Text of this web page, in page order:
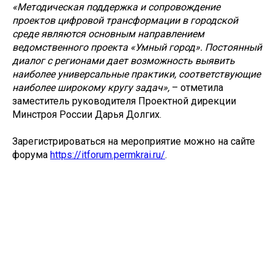
«Методическая поддержка и сопровождение
проектов цифровой трансформации в городской
среде являются основным направлением
ведомственного проекта «Умный город». Постоянный
диалог с регионами дает возможность выявить
наиболее универсальные практики, соответствующие
наиболее широкому кругу задач», – отметила
заместитель руководителя Проектной дирекции
Минстроя России Дарья Долгих.
Зарегистрироваться на мероприятие можно на сайте
форума https://itforum.permkrai.ru/.